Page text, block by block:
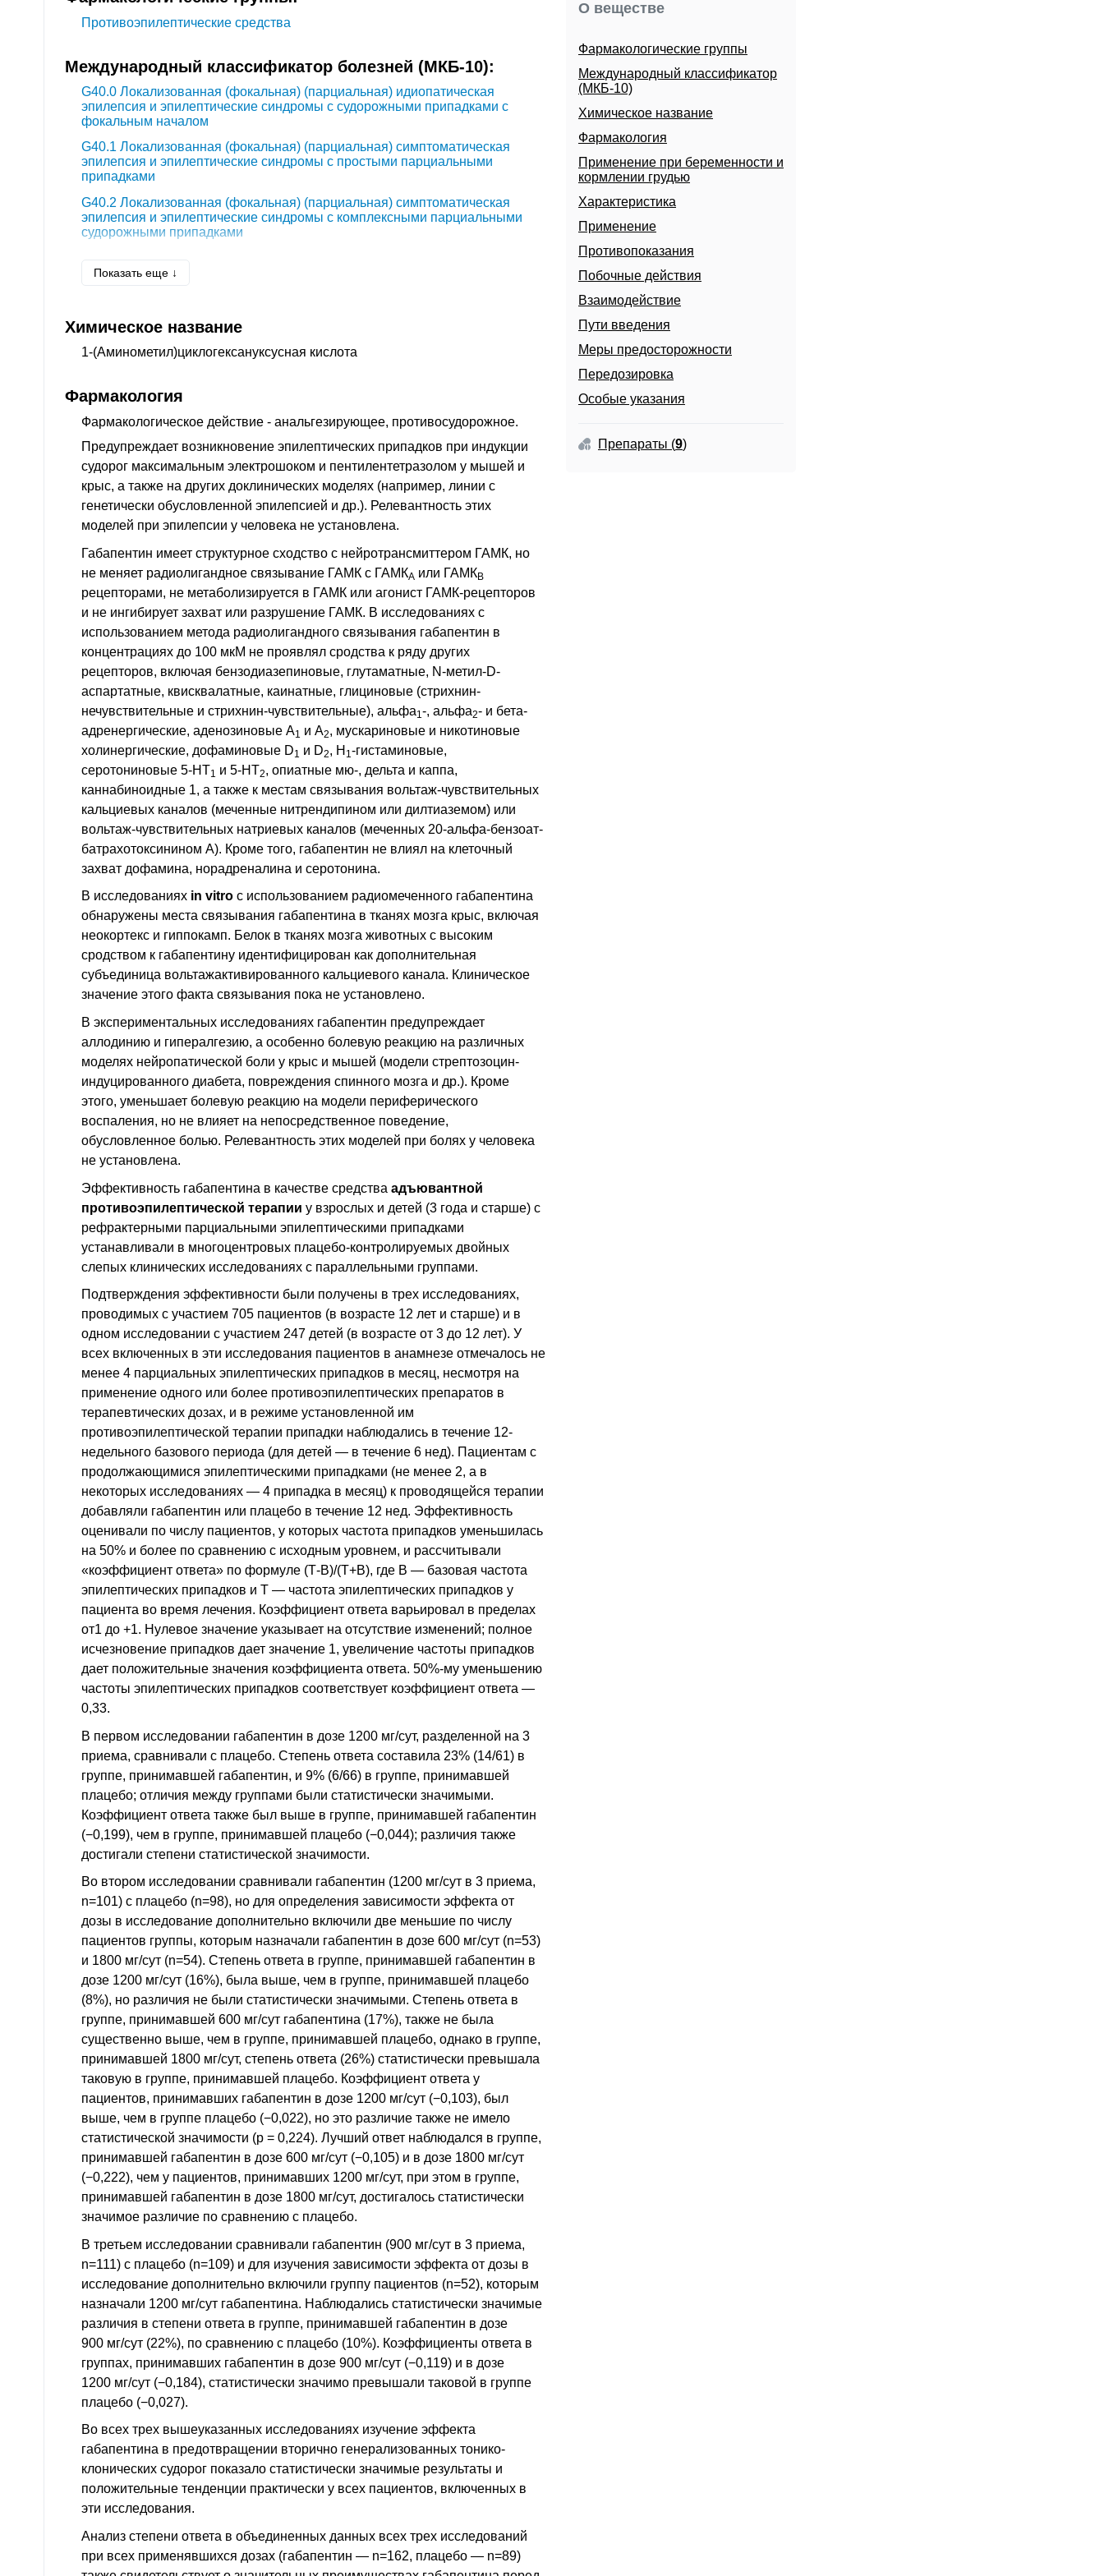
Противоэпилептические средства
Международный классификатор болезней (МКБ-10):
G40.0 Локализованная (фокальная) (парциальная) идиопатическая
эпилепсия и эпилептические синдромы с судорожными припадками с
фокальным началом
G40.1 Локализованная (фокальная) (парциальная) симптоматическая
эпилепсия и эпилептические синдромы с простыми парциальными
припадками
G40.2 Локализованная (фокальная) (парциальная) симптоматическая
эпилепсия и эпилептические синдромы с комплексными парциальными
судорожными припадками
Показать еще ↓
Химическое название
1-(Аминометил)циклогексануксусная кислота
Фармакология
Фармакологическое действие - анальгезирующее, противосудорожное.
Предупреждает возникновение эпилептических припадков при индукции
судорог максимальным электрошоком и пентилентетразолом у мышей и
крыс, а также на других доклинических моделях (например, линии с
генетически обусловленной эпилепсией и др.). Релевантность этих
моделей при эпилепсии у человека не установлена.
Габапентин имеет структурное сходство с нейротрансмиттером ГАМК, но
не меняет радиолигандное связывание ГАМК с ГАМКА или ГАМКВ
рецепторами, не метаболизируется в ГАМК или агонист ГАМК-рецепторов
и не ингибирует захват или разрушение ГАМК. В исследованиях с
использованием метода радиолигандного связывания габапентин в
концентрациях до 100 мкМ не проявлял сродства к ряду других
рецепторов, включая бензодиазепиновые, глутаматные, N-метил-D-
аспартатные, квисквалатные, каинатные, глициновые (стрихнин-
нечувствительные и стрихнин-чувствительные), альфа1 -, альфа2- и бета-
адренергические, аденозиновые А1 и А2, мускариновые и никотиновые
холинергические, дофаминовые D1 и D2, H 1 -гистаминовые,
серотониновые 5-HT1 и 5-HT2, опиатные мю-, дельта и каппа,
каннабиноидные 1, а также к местам связывания вольтаж-чувствительных
кальциевых каналов (меченные нитрендипином или дилтиаземом) или
вольтаж-чувствительных натриевых каналов (меченных 20-альфа-бензоат-
батрахотоксинином А). Кроме того, габапентин не влиял на клеточный
захват дофамина, норадреналина и серотонина.
В исследованиях in vitro с использованием радиомеченного габапентина
обнаружены места связывания габапентина в тканях мозга крыс, включая
неокортекс и гиппокамп. Белок в тканях мозга животных с высоким
сродством к габапентину идентифицирован как дополнительная
субъединица вольтажактивированного кальциевого канала. Клиническое
значение этого факта связывания пока не установлено.
В экспериментальных исследованиях габапентин предупреждает
аллодинию и гипералгезию, а особенно болевую реакцию на различных
моделях нейропатической боли у крыс и мышей (модели стрептозоцин-
индуцированного диабета, повреждения спинного мозга и др.). Кроме
этого, уменьшает болевую реакцию на модели периферического
воспаления, но не влияет на непосредственное поведение,
обусловленное болью. Релевантность этих моделей при болях у человека
не установлена.
Эффективность габапентина в качестве средства адъювантной
противоэпилептической терапии у взрослых и детей (3 года и старше) с
рефрактерными парциальными эпилептическими припадками
устанавливали в многоцентровых плацебо-контролируемых двойных
слепых клинических исследованиях с параллельными группами.
Подтверждения эффективности были получены в трех исследованиях,
проводимых с участием 705 пациентов (в возрасте 12 лет и старше) и в
одном исследовании с участием 247 детей (в возрасте от 3 до 12 лет). У
всех включенных в эти исследования пациентов в анамнезе отмечалось не
менее 4 парциальных эпилептических припадков в месяц, несмотря на
применение одного или более противоэпилептических препаратов в
терапевтических дозах, и в режиме установленной им
противоэпилептической терапии припадки наблюдались в течение 12-
недельного базового периода (для детей — в течение 6 нед). Пациентам с
продолжающимися эпилептическими припадками (не менее 2, а в
некоторых исследованиях — 4 припадка в месяц) к проводящейся терапии
добавляли габапентин или плацебо в течение 12 нед. Эффективность
оценивали по числу пациентов, у которых частота припадков уменьшилась
на 50% и более по сравнению с исходным уровнем, и рассчитывали
«коэффициент ответа» по формуле (Т-В)/(Т+В), где В — базовая частота
эпилептических припадков и T — частота эпилептических припадков у
пациента во время лечения. Коэффициент ответа варьировал в пределах
от1 до +1. Нулевое значение указывает на отсутствие изменений; полное
исчезновение припадков дает значение 1, увеличение частоты припадков
дает положительные значения коэффициента ответа. 50%-му уменьшению
частоты эпилептических припадков соответствует коэффициент ответа —
0,33.
В первом исследовании габапентин в дозе 1200 мг/сут, разделенной на 3
приема, сравнивали с плацебо. Степень ответа составила 23% (14/61) в
группе, принимавшей габапентин, и 9% (6/66) в группе, принимавшей
плацебо; отличия между группами были статистически значимыми.
Коэффициент ответа также был выше в группе, принимавшей габапентин
(−0,199), чем в группе, принимавшей плацебо (−0,044); различия также
достигали степени статистической значимости.
Во втором исследовании сравнивали габапентин (1200 мг/сут в 3 приема,
n=101) с плацебо (n=98), но для определения зависимости эффекта от
дозы в исследование дополнительно включили две меньшие по числу
пациентов группы, которым назначали габапентин в дозе 600 мг/сут (n=53)
и 1800 мг/сут (n=54). Степень ответа в группе, принимавшей габапентин в
дозе 1200 мг/сут (16%), была выше, чем в группе, принимавшей плацебо
(8%), но различия не были статистически значимыми. Степень ответа в
группе, принимавшей 600 мг/сут габапентина (17%), также не была
существенно выше, чем в группе, принимавшей плацебо, однако в группе,
принимавшей 1800 мг/сут, степень ответа (26%) статистически превышала
таковую в группе, принимавшей плацебо. Коэффициент ответа у
пациентов, принимавших габапентин в дозе 1200 мг/сут (−0,103), был
выше, чем в группе плацебо (−0,022), но это различие также не имело
статистической значимости (p = 0,224). Лучший ответ наблюдался в группе,
принимавшей габапентин в дозе 600 мг/сут (−0,105) и в дозе 1800 мг/сут
(−0,222), чем у пациентов, принимавших 1200 мг/сут, при этом в группе,
принимавшей габапентин в дозе 1800 мг/сут, достигалось статистически
значимое различие по сравнению с плацебо.
В третьем исследовании сравнивали габапентин (900 мг/сут в 3 приема,
n=111) с плацебо (n=109) и для изучения зависимости эффекта от дозы в
исследование дополнительно включили группу пациентов (n=52), которым
назначали 1200 мг/сут габапентина. Наблюдались статистически значимые
различия в степени ответа в группе, принимавшей габапентин в дозе
900 мг/сут (22%), по сравнению с плацебо (10%). Коэффициенты ответа в
группах, принимавших габапентин в дозе 900 мг/сут (−0,119) и в дозе
1200 мг/сут (−0,184), статистически значимо превышали таковой в группе
плацебо (−0,027).
Во всех трех вышеуказанных исследованиях изучение эффекта
габапентина в предотвращении вторично генерализованных тонико-
клонических судорог показало статистически значимые результаты и
положительные тенденции практически у всех пациентов, включенных в
эти исследования.
Анализ степени ответа в объединенных данных всех трех исследований
при всех применявшихся дозах (габапентин — n=162, плацебо — n=89)
О веществе
Фармакологические группы
Международный классификатор
(МКБ-10)
Химическое название
Фармакология
Применение при беременности и
кормлении грудью
Характеристика
Применение
Противопоказания
Побочные действия
Взаимодействие
Пути введения
Меры предосторожности
Передозировка
Особые указания
Препараты (9)